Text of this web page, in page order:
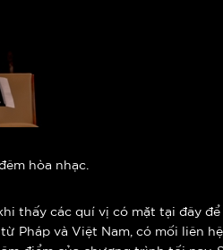
hòa nhạc.
thấy các quí vị có mặt tại đây để
Pháp và Việt Nam, có mối liên hệ